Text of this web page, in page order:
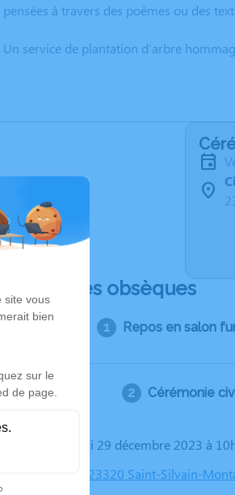
pensées à travers des poèmes ou des
Un service de plantation d’arbre
Déroulé des obsèques
Repos en salon
Cérémonie
Le vendredi 29 décembre 2023 à
Cimetière, 23320 Saint-Silvain-